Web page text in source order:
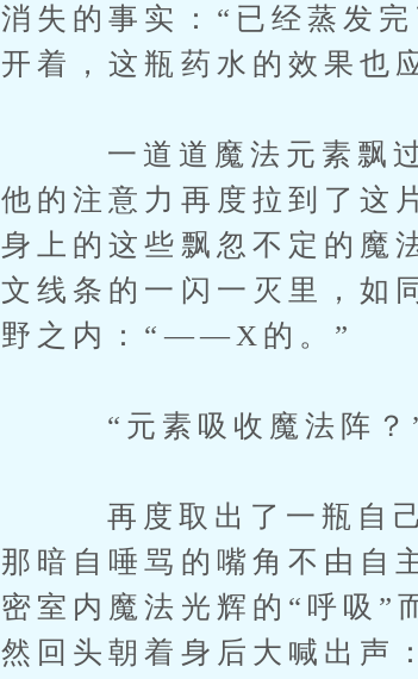
消失的事实：“已经蒸发
开着，这瓶药水的效果
一道道魔法元素飘过
他的注意力再度拉到了这
身上的这些飘忽不定的魔
文线条的一闪一灭里，如
野之内：“——X的。”
“元素吸收魔法阵？
再度取出了一瓶自己
那暗自唾骂的嘴角不由自
密室内魔法光辉的“呼吸”
然回头朝着身后大喊出声